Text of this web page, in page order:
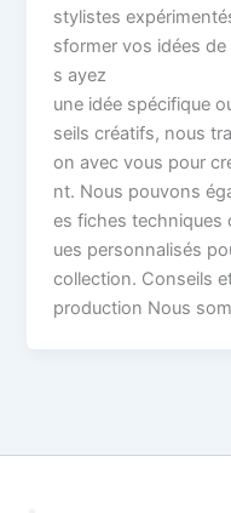
stylistes
sformer vos idées
s ayez
une idée spécifique
seils créatifs, nous
on avec vous pour
nt. Nous pouvons
es fiches techniques
ues personnalisés
collection. Conseils
production Nous